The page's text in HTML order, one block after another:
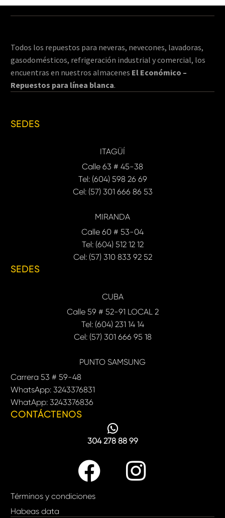
Todos los repuestos para neveras, nevecones, lavadoras,
gasodomésticos, refrigeración industrial y comercial, los
encuentras en nuestros almacenes El Económico –
Repuestos para línea blanca.
SEDES
ITAGÜÍ
Calle 63 # 45-38
Tel: (604) 598 26 69
Cel: (57) 301 666 86 53
MIRANDA
Calle 60 # 53-04
Tel: (604) 512 12 12
Cel: (57) 310 833 92 52
SEDES
CUBA
Calle 59 # 52-91 LOCAL 2
Tel: (604) 231 14 14
Cel: (57) 301 666 95 18
PUNTO SAMSUNG
Carrera 53 # 59-48
WhatsApp: 3243376831
WhatApp: 3243376836
CONTÁCTENOS
304 278 88 99
Términos y condiciones
Habeas data